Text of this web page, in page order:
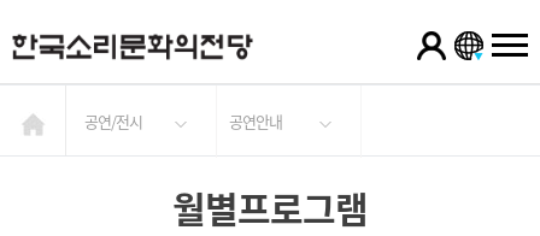
공연/전시 공연안내
월별프로그램